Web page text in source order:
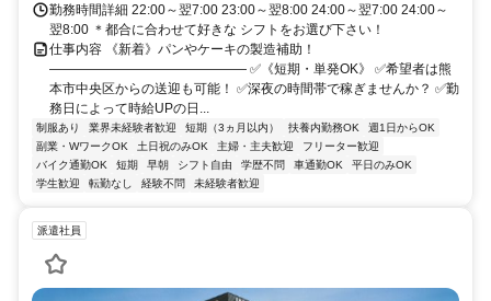
勤務時間詳細 22:00～翌7:00 23:00～翌8:00 24:00～翌7:00 24:00～
翌8:00 ＊都合に合わせて好きな シフトをお選び下さい！
仕事内容 《新着》パンやケーキの製造補助！
――――――――――――――― ✅《短期・単発OK》 ✅希望者は熊
本市中央区からの送迎も可能！ ✅深夜の時間帯で稼ぎませんか？ ✅勤
務日によって時給UPの日...
制服あり 業界未経験者歓迎 短期（3ヵ月以内） 扶養内勤務OK
週1日からOK
副業・WワークOK
土日祝のみOK 主婦・主夫歓迎
フリーター歓迎
バイク通勤OK
短期 早朝 シフト自由 学歴不問 車通勤OK
平日のみOK
学生歓迎
転勤なし 経験不問 未経験者歓迎
派遣社員